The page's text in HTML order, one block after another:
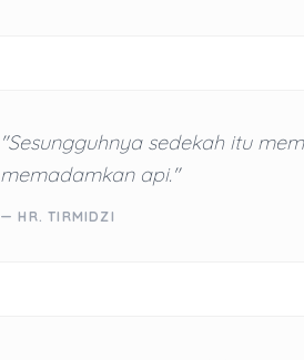
"Sesungguhnya sedekah itu
memadamkan api."
— HR. TIRMIDZI